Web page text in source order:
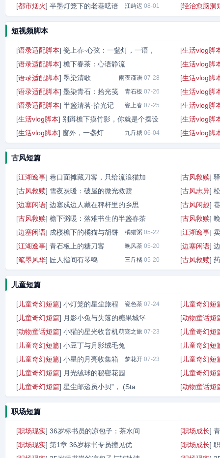
烟火暖意 08-01
[都市烟火] 半墨灯笼下的老巷呓语 江屿迟 08-01
[轻治愈脑洞
短视频脚本
[语录适配脚本] 瓷上春·心弦：一盏灯，一语，
岁月弦
[语录适配脚本] 檐下春茶：心语静流
雨夜谨语 07-28
[语录适配脚本] 墨染清歌 雨夜谨语 07-28
[语录适配脚本] 墨染青石：拾光笺 青石板 07-26
[语录适配脚本] 半盏清茗·拾光记 瓷上春 07-25
[生活vlog脚本] 别蹲檐下摸竹影，你就是个摆设
晚潮听竹 07-23
[生活vlog脚本] 窗外，一盏灯 九斤糖 06-04
[生活vlog脚
[生活vlog脚
[生活vlog脚
[生活vlog脚
[生活vlog脚
[生活vlog脚
[生活vlog脚
古风短篇
[江湖逸事] 巷口面摊藏刀客，只给流浪猫加
笋尖炒辣
[古风救赎] 雪夜炭暖：破屋的微光救赎
糖炒炭
[边塞闲语] 边塞戍边人藏在秤杆里的乡思
铁瓷老灯05-22
[古风救赎] 檐下粥暖：落难书生的半盏春茶
甜粥记 05-22
[边塞闲语] 戍楼檐下的橘猫与胡饼 橘猫粥 05-22
[江湖逸事] 青石板上的糖刀客 晚风茶 05-20
[笔墨风华] 匠人指间有琴鸣 三斤橘 05-20
[古风救赎]
[古风志异]
[古风闲趣]
[古风救赎]
[江湖逸事]
[边塞闲语]
[古风救赎]
儿童短篇
[儿童奇幻短篇] 小灯笼的星尘旅程 瓷色茶 07-24
[儿童奇幻短篇] 月影小兔与失落的糖果城堡
瓷色茶 07-24
[动物童话短篇] 小獾的星光收音机萌宠之旅 07-23
[儿童奇幻短篇] 小豆丁与月影绒毛兔
幻梦飞行 07-23
[儿童奇幻短篇] 小星的月亮收集箱 梦花开 07-23
[儿童奇幻短篇] 月光绒球的秘密花园
星夜飞行
[儿童奇幻短篇] 星尘邮递员小贝”， (Sta
[儿童奇幻短
[动物童话短
[儿童奇幻短
[儿童奇幻短
[儿童奇幻短
[儿童奇幻短
[动物童话短
职场短篇
[职场现实] 36岁标书员的凉包子：茶水间
晚潮
[职场现实] 第1章 36岁标书专员撞见优
[职场成长]
[职场成长]